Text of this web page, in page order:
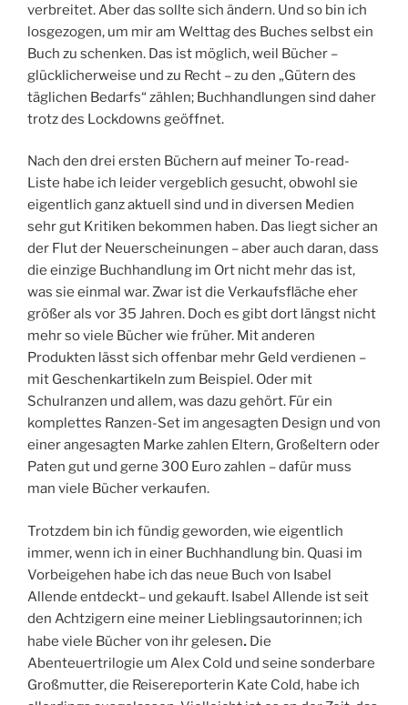
verbreitet. Aber das sollte sich ändern. Und so bin ich
losgezogen, um mir am Welttag des Buches selbst ein
Buch zu schenken. Das ist möglich, weil Bücher –
glücklicherweise und zu Recht – zu den „Gütern des
täglichen Bedarfs“ zählen; Buchhandlungen sind daher
trotz des Lockdowns geöffnet.
Nach den drei ersten Büchern auf meiner To-read-
Liste habe ich leider vergeblich gesucht, obwohl sie
eigentlich ganz aktuell sind und in diversen Medien
sehr gut Kritiken bekommen haben. Das liegt sicher an
der Flut der Neuerscheinungen – aber auch daran, dass
die einzige Buchhandlung im Ort nicht mehr das ist,
was sie einmal war. Zwar ist die Verkaufsfläche eher
größer als vor 35 Jahren. Doch es gibt dort längst nicht
mehr so viele Bücher wie früher. Mit anderen
Produkten lässt sich offenbar mehr Geld verdienen –
mit Geschenkartikeln zum Beispiel. Oder mit
Schulranzen und allem, was dazu gehört. Für ein
komplettes Ranzen-Set im angesagten Design und von
einer angesagten Marke zahlen Eltern, Großeltern oder
Paten gut und gerne 300 Euro zahlen – dafür muss
man viele Bücher verkaufen.
Trotzdem bin ich fündig geworden, wie eigentlich
immer, wenn ich in einer Buchhandlung bin. Quasi im
Vorbeigehen habe ich das neue Buch von Isabel
Allende entdeckt– und gekauft. Isabel Allende ist seit
den Achtzigern eine meiner Lieblingsautorinnen; ich
habe viele Bücher von ihr gelesen. Die
Abenteuertrilogie um Alex Cold und seine sonderbare
Großmutter, die Reisereporterin Kate Cold, habe ich